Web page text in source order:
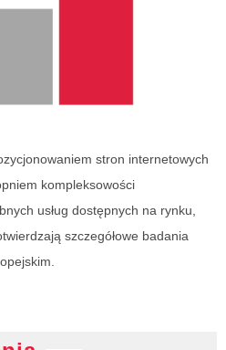
stron internetowych
kompleksowości
usług dostępnych na rynku,
szczegółowe badania